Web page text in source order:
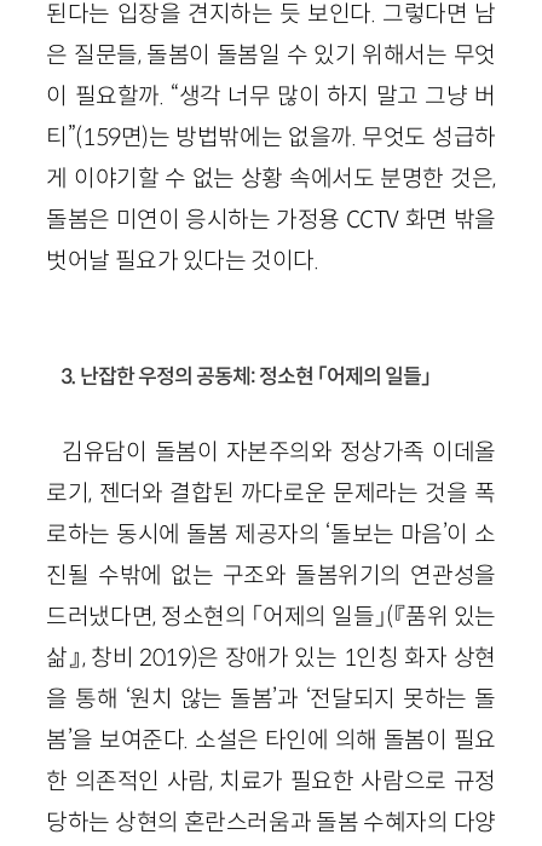
된다는 입장을 견지하는 듯 보인다. 그렇다면 남
은 질문들, 돌봄이 돌봄일 수 있기 위해서는 무엇
이 필요할까. “생각 너무 많이 하지 말고 그냥 버
티”(159면)는 방법밖에는 없을까. 무엇도 성급하
게 이야기할 수 없는 상황 속에서도 분명한 것은,
돌봄은 미연이 응시하는 가정용 CCTV 화면 밖을
벗어날 필요가 있다는 것이다.
3. 난잡한 우정의 공동체: 정소현 「어제의 일들」
김유담이 돌봄이 자본주의와 정상가족 이데올
로기, 젠더와 결합된 까다로운 문제라는 것을 폭
로하는 동시에 돌봄 제공자의 ‘돌보는 마음’이 소
진될 수밖에 없는 구조와 돌봄위기의 연관성을
드러냈다면, 정소현의 「어제의 일들」(『품위 있는
삶』, 창비 2019)은 장애가 있는 1인칭 화자 상현
을 통해 ‘원치 않는 돌봄’과 ‘전달되지 못하는 돌
봄’을 보여준다. 소설은 타인에 의해 돌봄이 필요
한 의존적인 사람, 치료가 필요한 사람으로 규정
당하는 상현의 혼란스러움과 돌봄 수혜자의 다양